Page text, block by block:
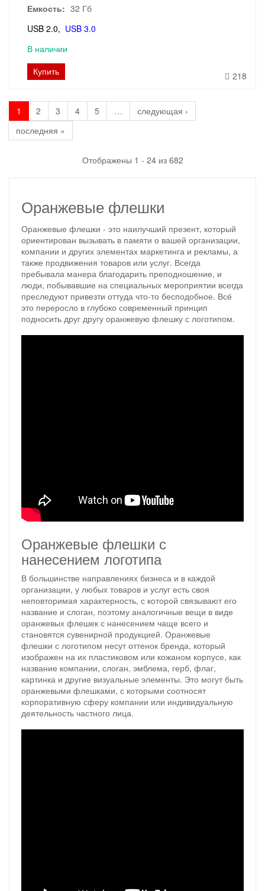
Емкость: 32 Гб
USB 2.0
USB 3.0
В наличии
Купить
218
1 2 3 4 5 …
следующая ›
последняя »
Отображены 1 - 24 из 682
Оранжевые флешки
Оранжевые флешки - это наилучший презент, который
ориентирован вызывать в памяти о вашей организации,
компании и других элементах маркетинга и рекламы, а
также продвижения товаров или услуг. Всегда
пребывала манера благодарить преподношение, и
люди, побывавшие на специальных мероприятии всегда
преследуют привезти оттуда что-то бесподобное. Всё
это переросло в глубоко современный принцип
подносить друг другу оранжевую флешку с логотипом.
Оранжевые флешки с
нанесением логотипа
В большинстве направлениях бизнеса и в каждой
организации, у любых товаров и услуг есть своя
неповторимая характерность, с которой связывают его
название и слоган, поэтому аналогичные вещи в виде
оранжевых флешек с нанесением чаще всего и
становятся сувенирной продукцией. Оранжевые
флешки с логотипом несут оттенок бренда, который
изображен на их пластиковом или кожаном корпусе, как
название компании, слоган, эмблема, герб, флаг,
картинка и другие визуальные элементы. Это могут быть
оранжевыми флешками, с которыми соотносят
корпоративную сферу компании или индивидуальную
деятельность частного лица.